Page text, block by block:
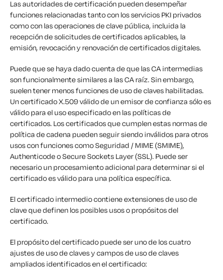
Las autoridades de certificación pueden desempeñar
funciones relacionadas tanto con los servicios PKI privados
como con las operaciones de clave pública, incluida la
recepción de solicitudes de certificados aplicables, la
emisión, revocación y renovación de certificados digitales.
Puede que se haya dado cuenta de que las CA intermedias
son funcionalmente similares a las CA raíz. Sin embargo,
suelen tener menos funciones de uso de claves habilitadas.
Un certificado X.509 válido de un emisor de confianza sólo es
válido para el uso especificado en las políticas de
certificados. Los certificados que cumplen estas normas de
política de cadena pueden seguir siendo inválidos para otros
usos con funciones como Seguridad / MIME (SMIME),
Authenticode o Secure Sockets Layer (SSL). Puede ser
necesario un procesamiento adicional para determinar si el
certificado es válido para una política específica.
El certificado intermedio contiene extensiones de uso de
clave que definen los posibles usos o propósitos del
certificado.
El propósito del certificado puede ser uno de los cuatro
ajustes de uso de claves y campos de uso de claves
ampliados identificados en el certificado: